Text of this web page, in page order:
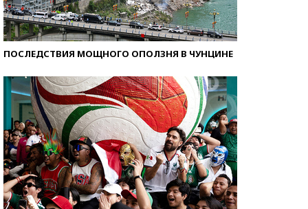
ПОСЛЕДСТВИЯ МОЩНОГО ОПОЛЗНЯ В ЧУНЦИНЕ